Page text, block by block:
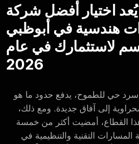
يُعد اختيار أفضل شركة
هندسية في أبوظبي
لاستثمارك في عام
2026
سرد حي للطموح، يدفع حدود ما هو
إلى آفاق جديدة. ومع ذلك،
القطاع، أمضيت أكثر من خمسة
التقنية والتنظيمية في